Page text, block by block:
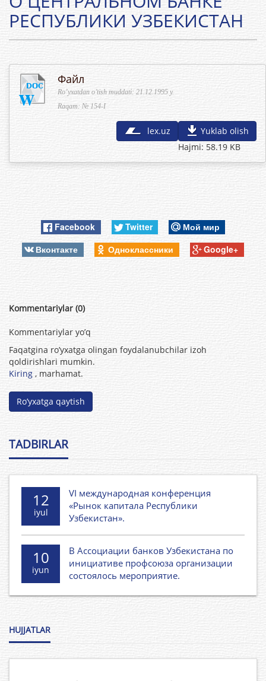
РЕСПУБЛИКИ УЗБЕКИСТАН
Файл
Ro’yxatdan o’tish muddati: 21.12.1995 y.
Raqam: № 154-I
Yuklab olish
Hajmi: 58.19 KB
lex.uz
Facebook Twitter
Мой мир
Вконтакте
Одноклассники Google+
Kommentariylar (0)
Kommentariylar yo’q
Faqatgina ro’yxatga olingan foydalanubchilar izoh
qoldirishlari mumkin.
Kiring , marhamat.
Ro’yxatga qaytish
TADBIRLAR
12
iyul
VI международная конференция
«Рынок капитала Республики
Узбекистан».
10
iyun
В Ассоциации банков Узбекистана по
инициативе профсоюза организации
состоялось мероприятие.
HUJJATLAR